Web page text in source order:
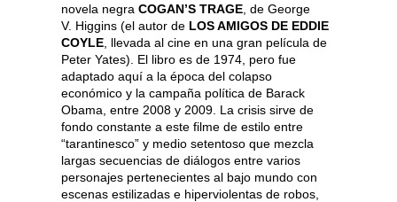
novela negra COGAN’S TRAGE , de George
V. Higgins (el autor de LOS AMIGOS DE EDDIE
COYLE , llevada al cine en una gran película de
Peter Yates). El libro es de 1974, pero fue
adaptado aquí a la época del colapso
económico y la campaña política de Barack
Obama, entre 2008 y 2009. La crisis sirve de
fondo constante a este filme de estilo entre
“tarantinesco” y medio setentoso que mezcla
largas secuencias de diálogos entre varios
personajes pertenecientes al bajo mundo con
escenas estilizadas e hiperviolentas de robos,